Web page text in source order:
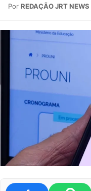
Por REDAÇÃO JRT NEWS